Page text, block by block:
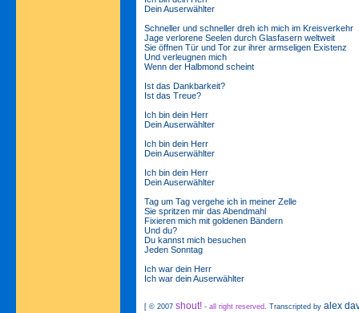
Dein Auserwählter
Schneller und schneller dreh ich mich im Kreisverkehr
Jage verlorene Seelen durch Glasfasern weltweit
Sie öffnen Tür und Tor zur ihrer armseligen Existenz
Und verleugnen mich
Wenn der Halbmond scheint
Ist das Dankbarkeit?
Ist das Treue?
Ich bin dein Herr
Dein Auserwählter
Ich bin dein Herr
Dein Auserwählter
Ich bin dein Herr
Dein Auserwählter
Tag um Tag vergehe ich in meiner Zelle
Sie spritzen mir das Abendmahl
Fixieren mich mit goldenen Bändern
Und du?
Du kannst mich besuchen
Jeden Sonntag
Ich war dein Herr
Ich war dein Auserwählter
[ © 2007 shout! - all right reserved. Transcripted by alex